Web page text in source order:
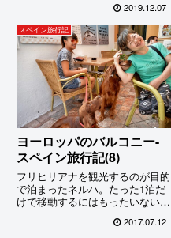
ら厳しく育てているせいか二週間
程度なら平気で留守番してくれる
けれど、1か月の長丁場となると
いくら冬場といえどもちょっと厳
しそう。ということで留守中の自
動水やり装置を作ってみた。
2019.12.07
スペイン旅行記
ヨーロッパのバルコニー-
スペイン旅行記(8)
フリヒリアナを観光するのが目的
で泊まったネルハ。たった1泊だ
けで移動するにはもったいない居
らもうマドリッドに戻らなければ
2017.07.12